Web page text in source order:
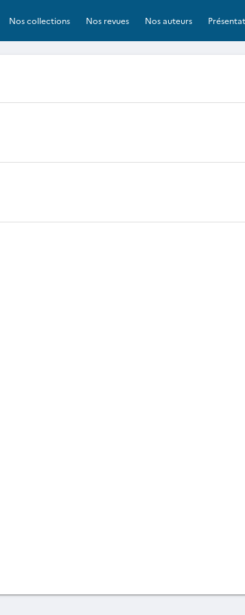
Nos collections Nos revues Nos auteurs